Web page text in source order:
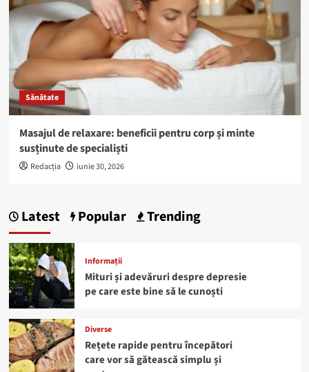
Sănătate
Masajul de relaxare: beneficii pentru corp și minte
susținute de specialiști
Redacția iunie 30, 2026
Latest Popular Trending
Informații
Mituri și adevăruri despre depresie
pe care este bine să le cunoști
Diverse
Rețete rapide pentru începători
care vor să gătească simplu și